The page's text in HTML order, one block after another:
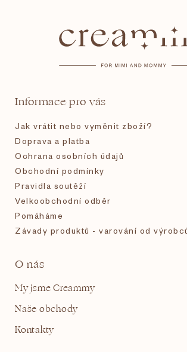
Informace pro vás
Jak vrátit nebo vyměnit zboží?
Doprava a platba
Ochrana osobních údajů
Obchodní podmínky
Pravidla soutěží
Velkoobchodní odběr
Pomáháme
Závady produktů - varování od
O nás
My jsme Creammy
Naše obchody
Kontakty